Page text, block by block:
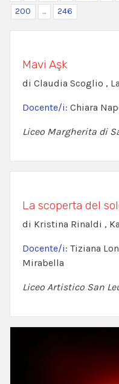
200
... 246
Mavi Aşk
di Claudia Scoglio ,
Docente/i: Chiara
Liceo Margherita di
La scoperta del
di Kristina Rinaldi ,
Docente/i: Tiziana
Mirabella
Liceo Artistico San